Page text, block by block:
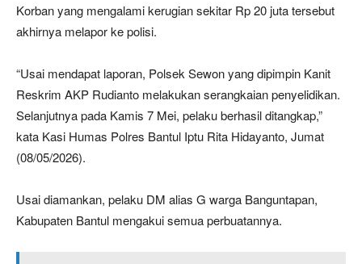
Korban yang mengalami kerugian sekitar Rp 20 juta tersebut
akhirnya melapor ke polisi.
“Usai mendapat laporan, Polsek Sewon yang dipimpin Kanit
Reskrim AKP Rudianto melakukan serangkaian penyelidikan.
Selanjutnya pada Kamis 7 Mei, pelaku berhasil ditangkap,”
kata Kasi Humas Polres Bantul Iptu Rita Hidayanto, Jumat
(08/05/2026).
Usai diamankan, pelaku DM alias G warga Banguntapan,
Kabupaten Bantul mengakui semua perbuatannya.